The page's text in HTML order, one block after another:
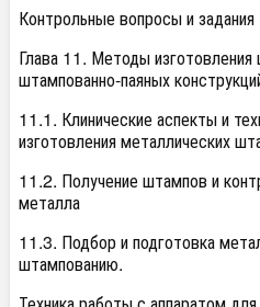
Контрольные вопросы и задания
Глава 11. Методы
штампованно-паяных
11.1. Клинические аспекты и
изготовления металлических
11.2. Получение штампов и
металла
11.3. Подбор и подготовка
штампованию.